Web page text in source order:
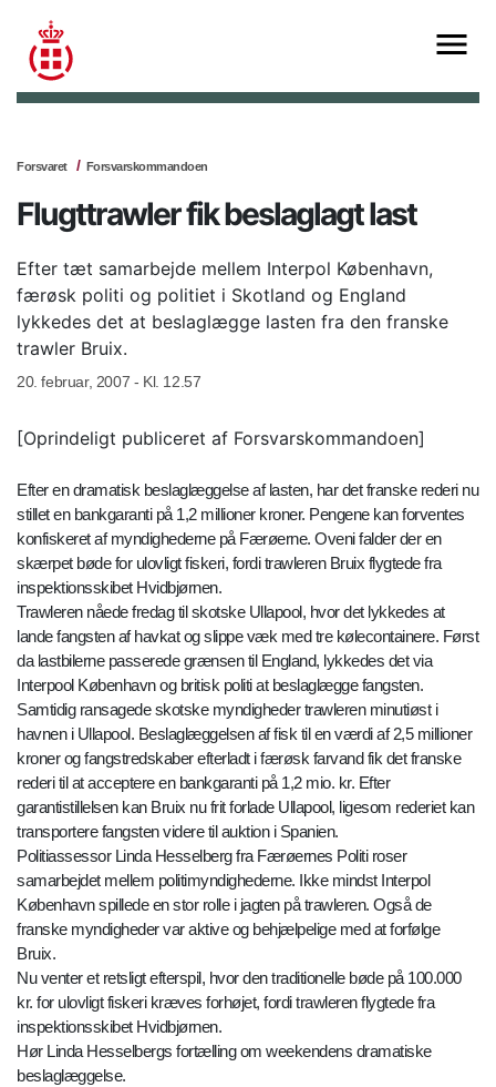
Forsvaret Forsvarskommandoen
Flugttrawler fik beslaglagt last
Efter tæt samarbejde mellem Interpol København,
færøsk politi og politiet i Skotland og England
lykkedes det at beslaglægge lasten fra den franske
trawler Bruix.
20. februar, 2007 - Kl. 12.57
[Oprindeligt publiceret af Forsvarskommandoen]
Efter en dramatisk beslaglæggelse af lasten, har det franske rederi nu
stillet en bankgaranti på 1,2 millioner kroner. Pengene kan forventes
konfiskeret af myndighederne på Færøerne. Oveni falder der en
skærpet bøde for ulovligt fiskeri, fordi trawleren Bruix flygtede fra
inspektionsskibet Hvidbjørnen.
Trawleren nåede fredag til skotske Ullapool, hvor det lykkedes at
lande fangsten af havkat og slippe væk med tre kølecontainere. Først
da lastbilerne passerede grænsen til England, lykkedes det via
Interpool København og britisk politi at beslaglægge fangsten.
Samtidig ransagede skotske myndigheder trawleren minutiøst i
havnen i Ullapool. Beslaglæggelsen af fisk til en værdi af 2,5 millioner
kroner og fangstredskaber efterladt i færøsk farvand fik det franske
rederi til at acceptere en bankgaranti på 1,2 mio. kr. Efter
garantistillelsen kan Bruix nu frit forlade Ullapool, ligesom rederiet kan
transportere fangsten videre til auktion i Spanien.
Politiassessor Linda Hesselberg fra Færøernes Politi roser
samarbejdet mellem politimyndighederne. Ikke mindst Interpol
København spillede en stor rolle i jagten på trawleren. Også de
franske myndigheder var aktive og behjælpelige med at forfølge
Bruix.
Nu venter et retsligt efterspil, hvor den traditionelle bøde på 100.000
kr. for ulovligt fiskeri kræves forhøjet, fordi trawleren flygtede fra
inspektionsskibet Hvidbjørnen.
Hør Linda Hesselbergs fortælling om weekendens dramatiske
beslaglæggelse.